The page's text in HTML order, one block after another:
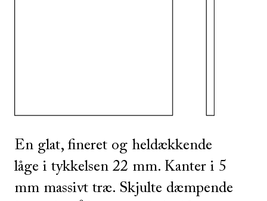
En glat, fineret og heldækkende
låge i tykkelsen 22 mm. Kanter i 5
mm massivt træ. Skjulte dæmpende